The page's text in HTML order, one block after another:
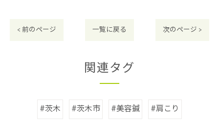
< 前のページ 一覧に戻る 次のページ >
関連タグ
#茨木 #茨木市 #美容鍼
#肩こり